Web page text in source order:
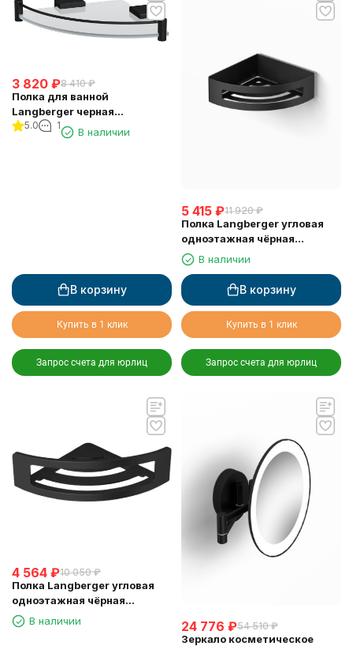
3 820 ₽8 410 ₽
Полка для ванной
Langberger черная
стеклянная угловая 22 см
11351F-BP
5.0 1
В наличии
В корзину
Купить в 1 клик
Запрос счета для юрлиц
5 415 ₽11 920 ₽
Полка Langberger угловая
одноэтажная чёрная
матовая 75260-BPC
В наличии
В корзину
Купить в 1 клик
Запрос счета для юрлиц
4 564 ₽10 050 ₽
Полка Langberger угловая
одноэтажная чёрная
матовая 78160-BPC
В наличии 24 776 ₽54 510 ₽
Зеркало косметическое